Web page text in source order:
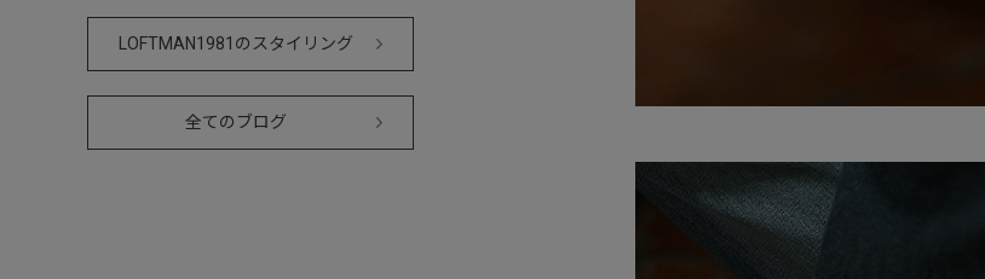
LOFTMAN1981のスタイリング
全てのブログ